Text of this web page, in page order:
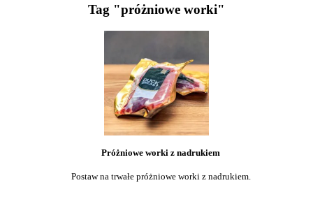
Tag "próżniowe worki"
Próżniowe worki z nadrukiem
Postaw na trwałe próżniowe worki z nadrukiem.